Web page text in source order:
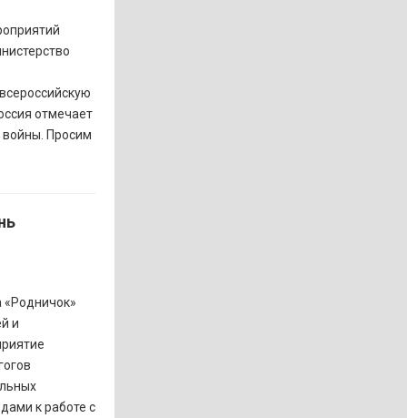
отмечает
Просим
и
к работе с